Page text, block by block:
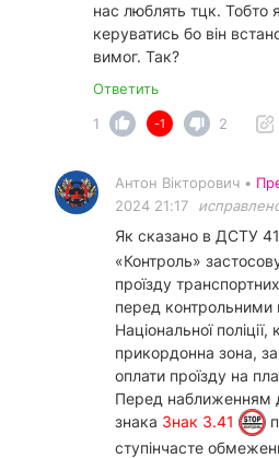
нас люблять тцк. Тобто
керуватись бо він
вимог. Так?
Ответить
1
-1 2
Антон Вікторович •
2024 21:17
Як сказано в ДСТУ
«Контроль»
проїзду
перед контрольними
Національної
прикордонна зона,
оплати проїзду на
Перед наближенням
знака Знак 3.41
ступінчасте